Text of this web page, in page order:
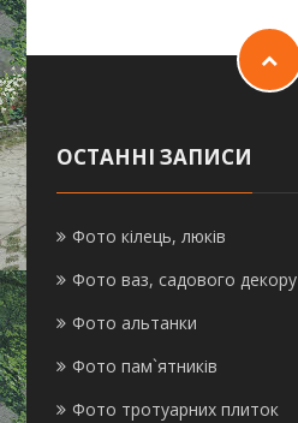
ОСТАННІ ЗАПИСИ
Фото кілець, люків
Фото ваз, садового декору
Фото альтанки
Фото пам`ятників
Фото тротуарних плиток